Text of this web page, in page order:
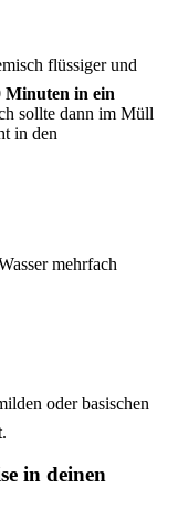
flüssiger und
Minuten in ein
sollte dann im Müll
in den
mehrfach
oder basischen
in deinen